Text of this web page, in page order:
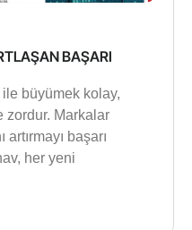
BAŞARI
ile büyümek kolay,
zordur. Markalar
başarı
her yeni